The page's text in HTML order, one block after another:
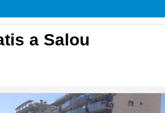
a Salou